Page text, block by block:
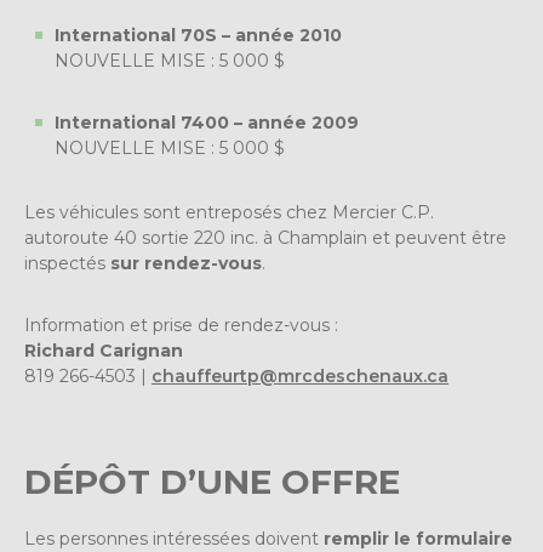
International 70S – année 2010
NOUVELLE MISE : 5 000 $
International 7400 – année 2009
NOUVELLE MISE : 5 000 $
Les véhicules sont entreposés chez Mercier C.P.
autoroute 40 sortie 220 inc. à Champlain et peuvent être
inspectés sur rendez-vous.
Information et prise de rendez-vous :
Richard Carignan
819 266-4503 | chauffeurtp@mrcdeschenaux.ca
DÉPÔT D’UNE OFFRE
Les personnes intéressées doivent remplir le formulaire